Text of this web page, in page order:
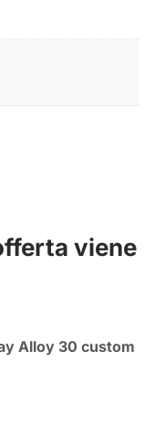
viene
Alloy 30 custom